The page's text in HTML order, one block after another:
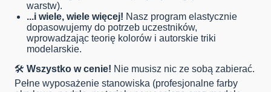
warstw).
...i wiele, wiele więcej! Nasz program elastycznie
dopasowujemy do potrzeb uczestników,
wprowadzając teorię kolorów i autorskie triki
modelarskie.
🛠️ Wszystko w cenie! Nie musisz nic ze sobą zabierać.
Pełne wyposażenie stanowiska (profesjonalne farby